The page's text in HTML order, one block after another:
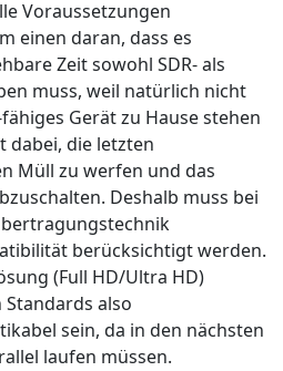
Voraussetzungen
einen daran, dass es
Zeit sowohl SDR- als
muss, weil natürlich nicht
Gerät zu Hause stehen
dabei, die letzten
Müll zu werfen und das
Deshalb muss bei
berücksichtigt werden.
(Full HD/Ultra HD)
also
sein, da in den nächsten
laufen müssen.